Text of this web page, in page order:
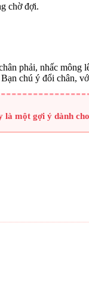
chờ đợi.
phải, nhấc
chú ý đổi chân,
là một gợi ý dành